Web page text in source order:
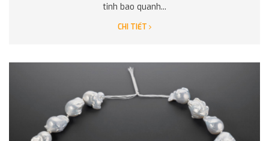
tinh bao quanh...
CHI TIẾT